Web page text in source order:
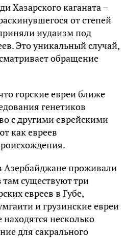
Хазарского каганата –
от степей
иудаизм под
Это уникальный случай,
обращение
горские евреи ближе
генетиков
с другими еврейскими
как евреев
Азербайджане проживали
там существуют три
евреев в Губе,
и грузинские евреи
несколько
для сакрального